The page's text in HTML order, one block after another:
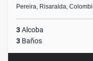
Pereira, Risaralda,
3Alcoba
3 Baños